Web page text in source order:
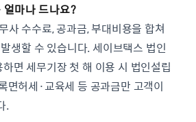
마나 드나요?
사 수수료, 공과금, 부대비용을 합쳐
생할 수 있습니다. 세이브택스 법인
면 세무기장 첫 해 이용 시 법인설립
면허세·교육세 등 공과금만 고객이
.